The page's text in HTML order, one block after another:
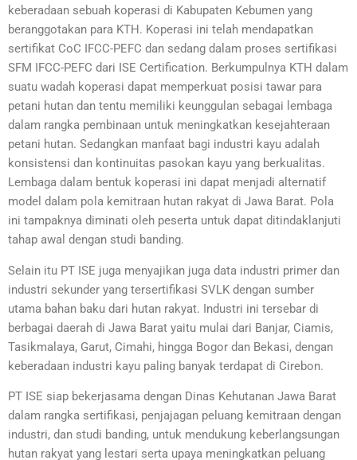
keberadaan sebuah koperasi di Kabupaten Kebumen yang
beranggotakan para KTH. Koperasi ini telah mendapatkan
sertifikat CoC IFCC-PEFC dan sedang dalam proses sertifikasi
SFM IFCC-PEFC dari ISE Certification. Berkumpulnya KTH dalam
suatu wadah koperasi dapat memperkuat posisi tawar para
petani hutan dan tentu memiliki keunggulan sebagai lembaga
dalam rangka pembinaan untuk meningkatkan kesejahteraan
petani hutan. Sedangkan manfaat bagi industri kayu adalah
konsistensi dan kontinuitas pasokan kayu yang berkualitas.
Lembaga dalam bentuk koperasi ini dapat menjadi alternatif
model dalam pola kemitraan hutan rakyat di Jawa Barat. Pola
ini tampaknya diminati oleh peserta untuk dapat ditindaklanjuti
tahap awal dengan studi banding.
Selain itu PT ISE juga menyajikan juga data industri primer dan
industri sekunder yang tersertifikasi SVLK dengan sumber
utama bahan baku dari hutan rakyat. Industri ini tersebar di
berbagai daerah di Jawa Barat yaitu mulai dari Banjar, Ciamis,
Tasikmalaya, Garut, Cimahi, hingga Bogor dan Bekasi, dengan
keberadaan industri kayu paling banyak terdapat di Cirebon.
PT ISE siap bekerjasama dengan Dinas Kehutanan Jawa Barat
dalam rangka sertifikasi, penjajagan peluang kemitraan dengan
industri, dan studi banding, untuk mendukung keberlangsungan
hutan rakyat yang lestari serta upaya meningkatkan peluang